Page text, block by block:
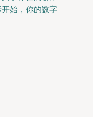
始，你的数字